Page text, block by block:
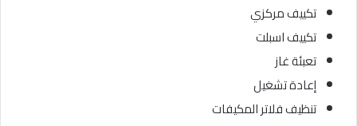
تكييف مركزي
تكييف اسبلت
تعبئة غاز
إعادة تشغيل
تنظيف فلاتر المكيفات